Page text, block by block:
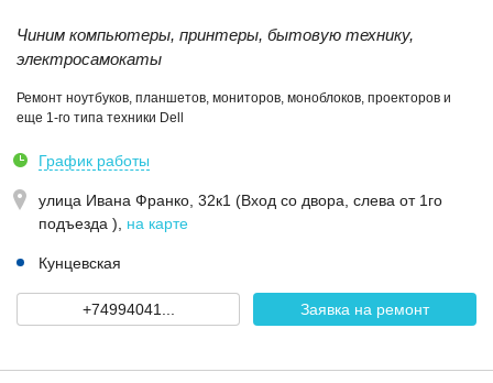
Чиним компьютеры, принтеры, бытовую технику,
электросамокаты
Ремонт ноутбуков, планшетов, мониторов, моноблоков, проекторов и
еще 1-го типа техники Dell
График работы
улица Ивана Франко, 32к1 (Вход со двора, слева от 1го
подъезда )
на карте
Кунцевская
+74994041... Заявка на ремонт